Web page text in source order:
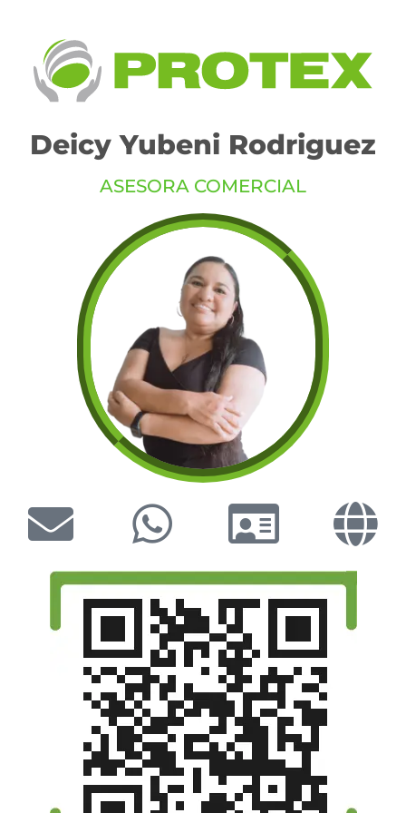
Deicy Yubeni Rodriguez
ASESORA COMERCIAL